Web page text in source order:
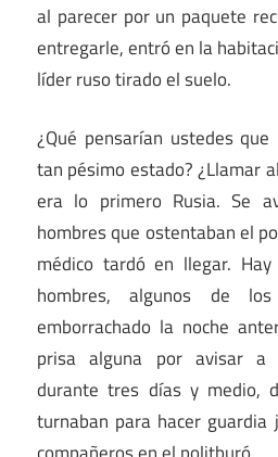
al parecer por un paquete
entregarle, entró en la
líder ruso tirado el suelo.
¿Qué pensarían ustedes
tan pésimo estado? ¿Llamar
era lo primero Rusia. Se
hombres que ostentaban el
médico tardó en llegar.
hombres, algunos de
emborrachado la noche
prisa alguna por avisar a
durante tres días y medio,
turnaban para hacer